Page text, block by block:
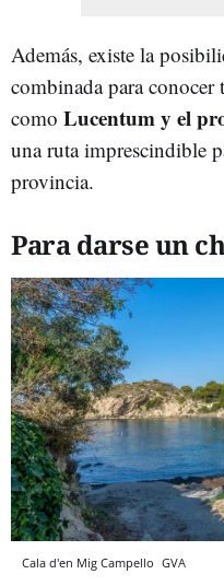
Además, existe la
combinada para
como Lucentum y el
una ruta imprescindible
provincia.
Para darse un
Cala d'en Mig Campello GVA